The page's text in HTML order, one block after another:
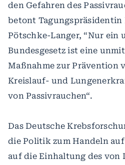
den Gefahren des
betont Tagungspräsidentin
Pötschke-Langer, “Nur ein
Bundesgesetz ist eine
Maßnahme zur Prävention
Kreislauf- und
von Passivrauchen“.
Das Deutsche
die Politik zum Handeln
auf die Einhaltung des von